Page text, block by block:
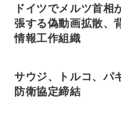
ドイツでメルツ首相
張する偽動画拡散、
情報工作組織
サウジ、トルコ、パ
防衛協定締結